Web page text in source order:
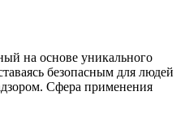
на основе уникального
безопасным для людей
Сфера применения